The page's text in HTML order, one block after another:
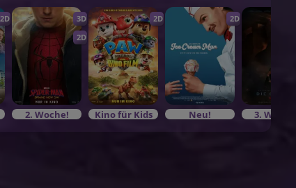
2D
3D
2D
2. Woche!
2D
Kino für Kids
2D
Neu! 3.